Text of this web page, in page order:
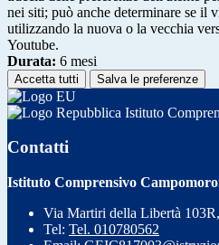
nei siti; può anche determinare se il
utilizzando la nuova o la vecchia
Youtube.
Durata: 6 mesi
Accetta tutti Salva le preferenze
Istituto
Contatti
Istituto Comprensivo
Via Martiri della Libertà
Tel: Tel. 010780562